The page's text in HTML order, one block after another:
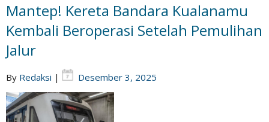
Mantep! Kereta Bandara Kualanamu
Kembali Beroperasi Setelah Pemulihan
Jalur
By Redaksi | Desember 3, 2025